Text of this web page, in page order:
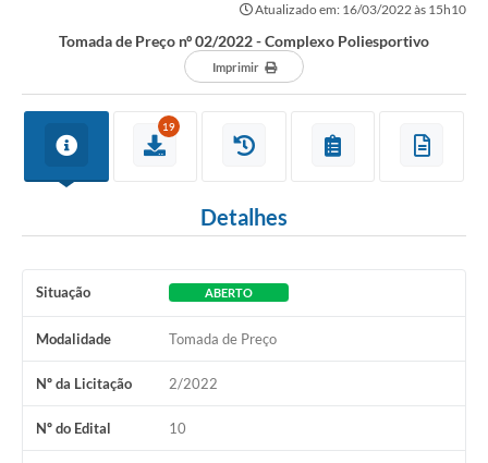
Atualizado em: 16/03/2022 às 15h10
Tomada de Preço nº 02/2022 - Complexo Poliesportivo
Imprimir
19
Detalhes
Situação ABERTO
Modalidade Tomada de Preço
Nº da Licitação 2/2022
Nº do Edital 10